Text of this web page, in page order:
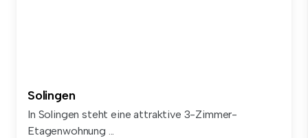
Solingen
In Solingen steht eine attraktive 3-Zimmer-
Etagenwohnung ...